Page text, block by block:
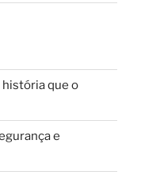
história que o
e